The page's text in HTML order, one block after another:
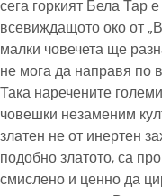
сега горкият Бела Тар
всевиждащото око от
малки човечета ще
не мога да направя по
Така наречените
човешки незаменим
златен не от инертен
подобно златото, са
смислено и ценно да